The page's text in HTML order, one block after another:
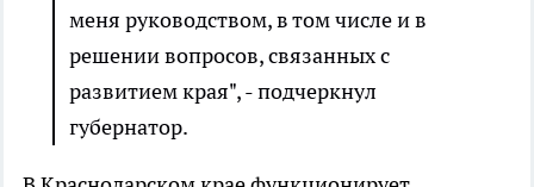
меня руководством, в том числе и в
решении вопросов, связанных с
развитием края", - подчеркнул
губернатор.